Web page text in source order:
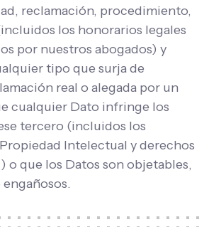
reclamación, procedimiento,
los honorarios legales
por nuestros abogados) y
tipo que surja de
real o alegada por un
cualquier Dato infringe los
tercero (incluidos los
Intelectual y derechos
o que los Datos son objetables,